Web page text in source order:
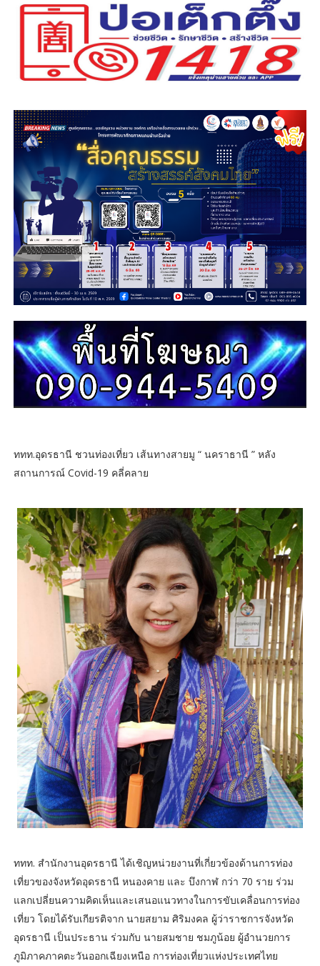
ททท.อุดรธานี ชวนท่องเที่ยว เส้นทางสายมู “ นคราธานี ” หลัง
สถานการณ์ Covid-19 คลี่คลาย
ททท. สำนักงานอุดรธานี ได้เชิญหน่วยงานที่เกี่ยวข้องด้านการท่อง
เที่ยวของจังหวัดอุดรธานี หนองคาย และ บึงกาฬ กว่า 70 ราย ร่วม
แลกเปลี่ยนความคิดเห็นและเสนอแนวทางในการขับเคลื่อนการท่อง
เที่ยว โดยได้รับเกียรติจาก นายสยาม ศิริมงคล ผู้ว่าราชการจังหวัด
อุดรธานี เป็นประธาน ร่วมกับ นายสมชาย ชมภูน้อย ผู้อำนวยการ
ภูมิภาคภาคตะวันออกเฉียงเหนือ การท่องเที่ยวแห่งประเทศไทย